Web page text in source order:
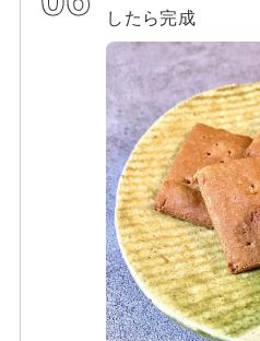
したら完成